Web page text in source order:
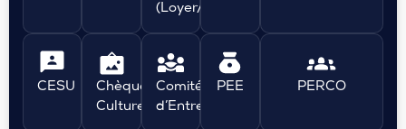
(Loyer/EDF)
CESU
Chèques
Culture
Comité
d’Entreprise
PEE PERCO